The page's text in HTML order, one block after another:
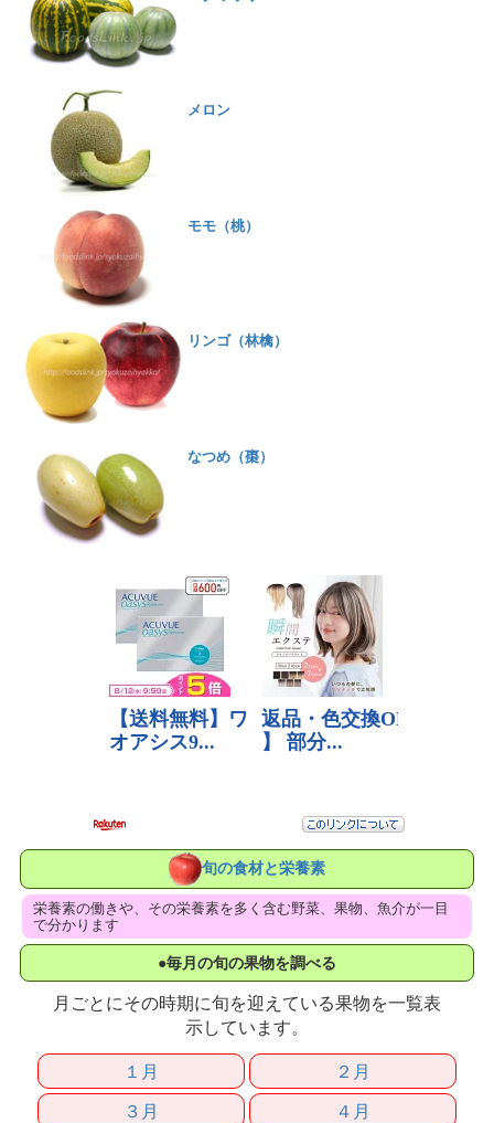
メロン
モモ（桃）
リンゴ（林檎）
なつめ（棗）
旬の食材と栄養素
栄養素の働きや、その栄養素を多く含む野菜、果物、魚介が一目
で分かります
●毎月の旬の果物を調べる
月ごとにその時期に旬を迎えている果物を一覧表
示しています。
１月
２月
３月
４月